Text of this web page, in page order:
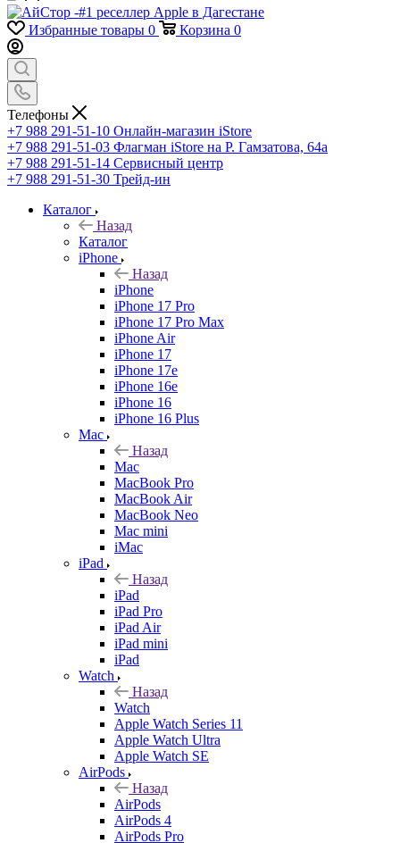
Избранные товары 0 Корзина 0
Телефоны
+7 988 291-51-10 Онлайн-магазин iStore
+7 988 291-51-03 Флагман iStore на Р. Гамзатова, 64а
+7 988 291-51-14 Сервисный центр
+7 988 291-51-30 Трейд-ин
Каталог
Назад
Каталог
iPhone
Назад
iPhone
iPhone 17 Pro
iPhone 17 Pro Max
iPhone Air
iPhone 17
iPhone 17e
iPhone 16e
iPhone 16
iPhone 16 Plus
Mac
Назад
Mac
MacBook Pro
MacBook Air
MacBook Neo
Mac mini
iMac
iPad
Назад
iPad
iPad Pro
iPad Air
iPad mini
iPad
Watch
Назад
Watch
Apple Watch Series 11
Apple Watch Ultra
Apple Watch SE
AirPods
Назад
AirPods
AirPods 4
AirPods Pro